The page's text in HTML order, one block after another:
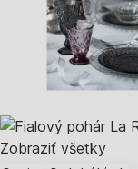
Zobraziť všetky